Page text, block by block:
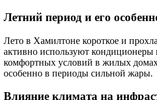
Летний период и его
Лето в Хамилтоне короткое и
активно используют
комфортных условий в жилых
особенно в периоды сильной жары.
Влияние климата на